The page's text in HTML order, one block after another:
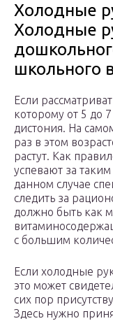
Холодные
Холодные
школьного
Если
которому от 5 до
дистония. На
раз в этом
растут. Как
успевают за
данном случае
следить за
должно быть как
с большим
Если холодные
это может
сих пор
Здесь нужно